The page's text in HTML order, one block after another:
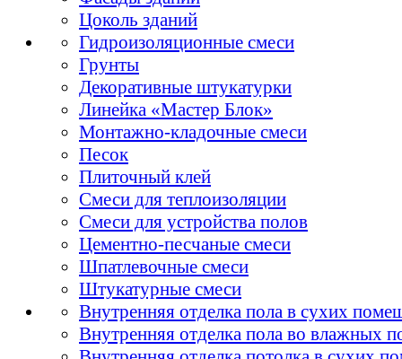
Цоколь зданий
Гидроизоляционные смеси
Грунты
Декоративные штукатурки
Линейка «Мастер Блок»
Монтажно-кладочные смеси
Песок
Плиточный клей
Смеси для теплоизоляции
Смеси для устройства полов
Цементно-песчаные смеси
Шпатлевочные смеси
Штукатурные смеси
Внутренняя отделка пола в сухих
Внутренняя отделка пола во влажных